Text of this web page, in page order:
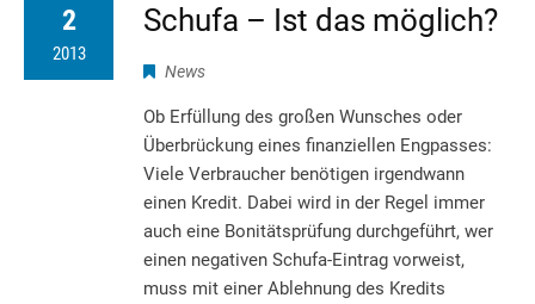
2
2013
Schufa – Ist das möglich?
News
Ob Erfüllung des großen Wunsches oder
Überbrückung eines finanziellen Engpasses:
Viele Verbraucher benötigen irgendwann
einen Kredit. Dabei wird in der Regel immer
auch eine Bonitätsprüfung durchgeführt, wer
einen negativen Schufa-Eintrag vorweist,
muss mit einer Ablehnung des Kredits